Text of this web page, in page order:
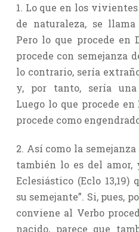
1. Lo que en los
de naturaleza, se
Pero lo que procede en
procede con semejanza
lo contrario, sería
y, por tanto, sería una
Luego lo que procede
procede como
2. Así como la
también lo es del
Eclesiástico (Eclo 13,19)
su semejante”. Si, pues,
conviene al Verbo
nacido, parece que